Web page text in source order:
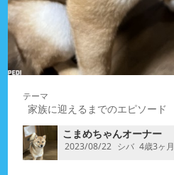
家族に迎えるまでのエピソード
こまめちゃんオーナー
2023/08/22 シバ 4歳3ヶ月